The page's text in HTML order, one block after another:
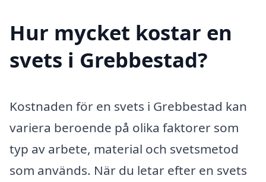
Hur mycket kostar en
svets i Grebbestad?
Kostnaden för en svets i Grebbestad kan
variera beroende på olika faktorer som
typ av arbete, material och svetsmetod
som används. När du letar efter en svets